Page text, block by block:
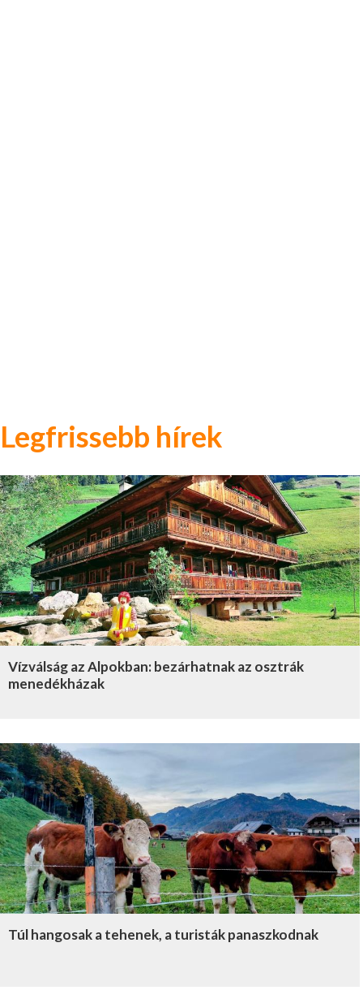
Legfrissebb hírek
Vízválság az Alpokban: bezárhatnak az osztrák
menedékházak
Túl hangosak a tehenek, a turisták panaszkodnak